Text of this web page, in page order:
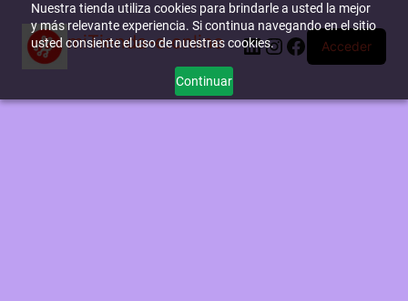
Nuestra tienda utiliza cookies para brindarle a usted la mejor
y más relevante experiencia. Si continua navegando en el sitio
usted consiente el uso de nuestras cookies.
Continuar
miTienda-e.online LinkedIn
Instagram
Facebook
Acceder